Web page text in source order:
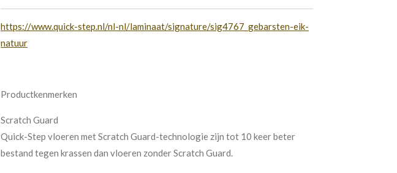
https://www.quick-step.nl/nl-nl/laminaat/signature/sig4767_gebarsten-eik-
natuur
Productkenmerken
Scratch Guard
Quick-Step vloeren met Scratch Guard-technologie zijn tot 10 keer beter
bestand tegen krassen dan vloeren zonder Scratch Guard.